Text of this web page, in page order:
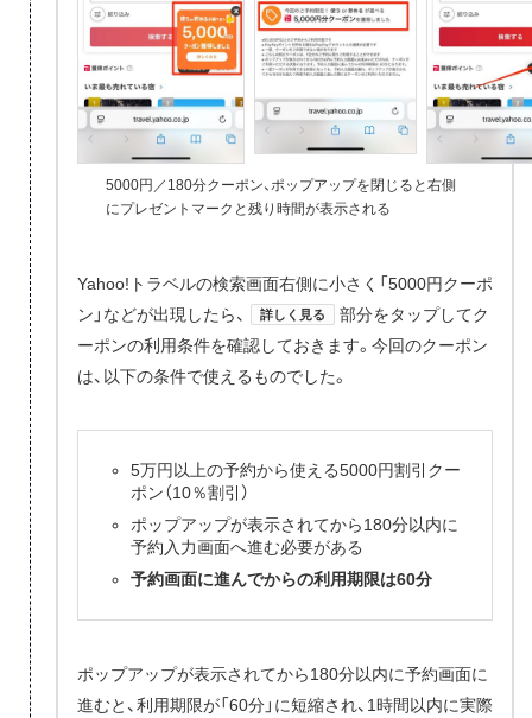
5000円／180分クーポン、ポップアップを閉じると右側
にプレゼントマークと残り時間が表示される
Yahoo!トラベルの検索画面右側に小さく「5000円クーポ
ン」などが出現したら、
詳しく見る
部分をタップしてク
ーポンの利用条件を確認しておきます。今回のクーポン
は、以下の条件で使えるものでした。
5万円以上の予約から使える5000円割引クー
ポン（10％割引）
ポップアップが表示されてから180分以内に
予約入力画面へ進む必要がある
予約画面に進んでからの利用期限は60分
ポップアップが表示されてから180分以内に予約画面に
進むと、利用期限が「60分」に短縮され、1時間以内に実際